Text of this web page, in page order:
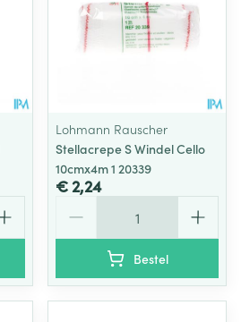
Lohmann Rauscher
Stellacrepe S Windel Cello
10cmx4m 1 20339
€ 2,24
Bestel